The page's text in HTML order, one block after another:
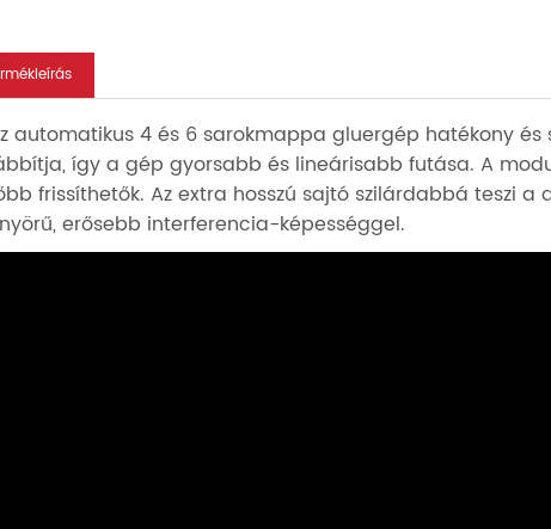
automatikus 4 és 6 sarokmappa gluergép hatékony
így a gép gyorsabb és lineárisabb futása. A
frissíthetők. Az extra hosszú sajtó szilárdabbá teszi
erősebb interferencia-képességgel.